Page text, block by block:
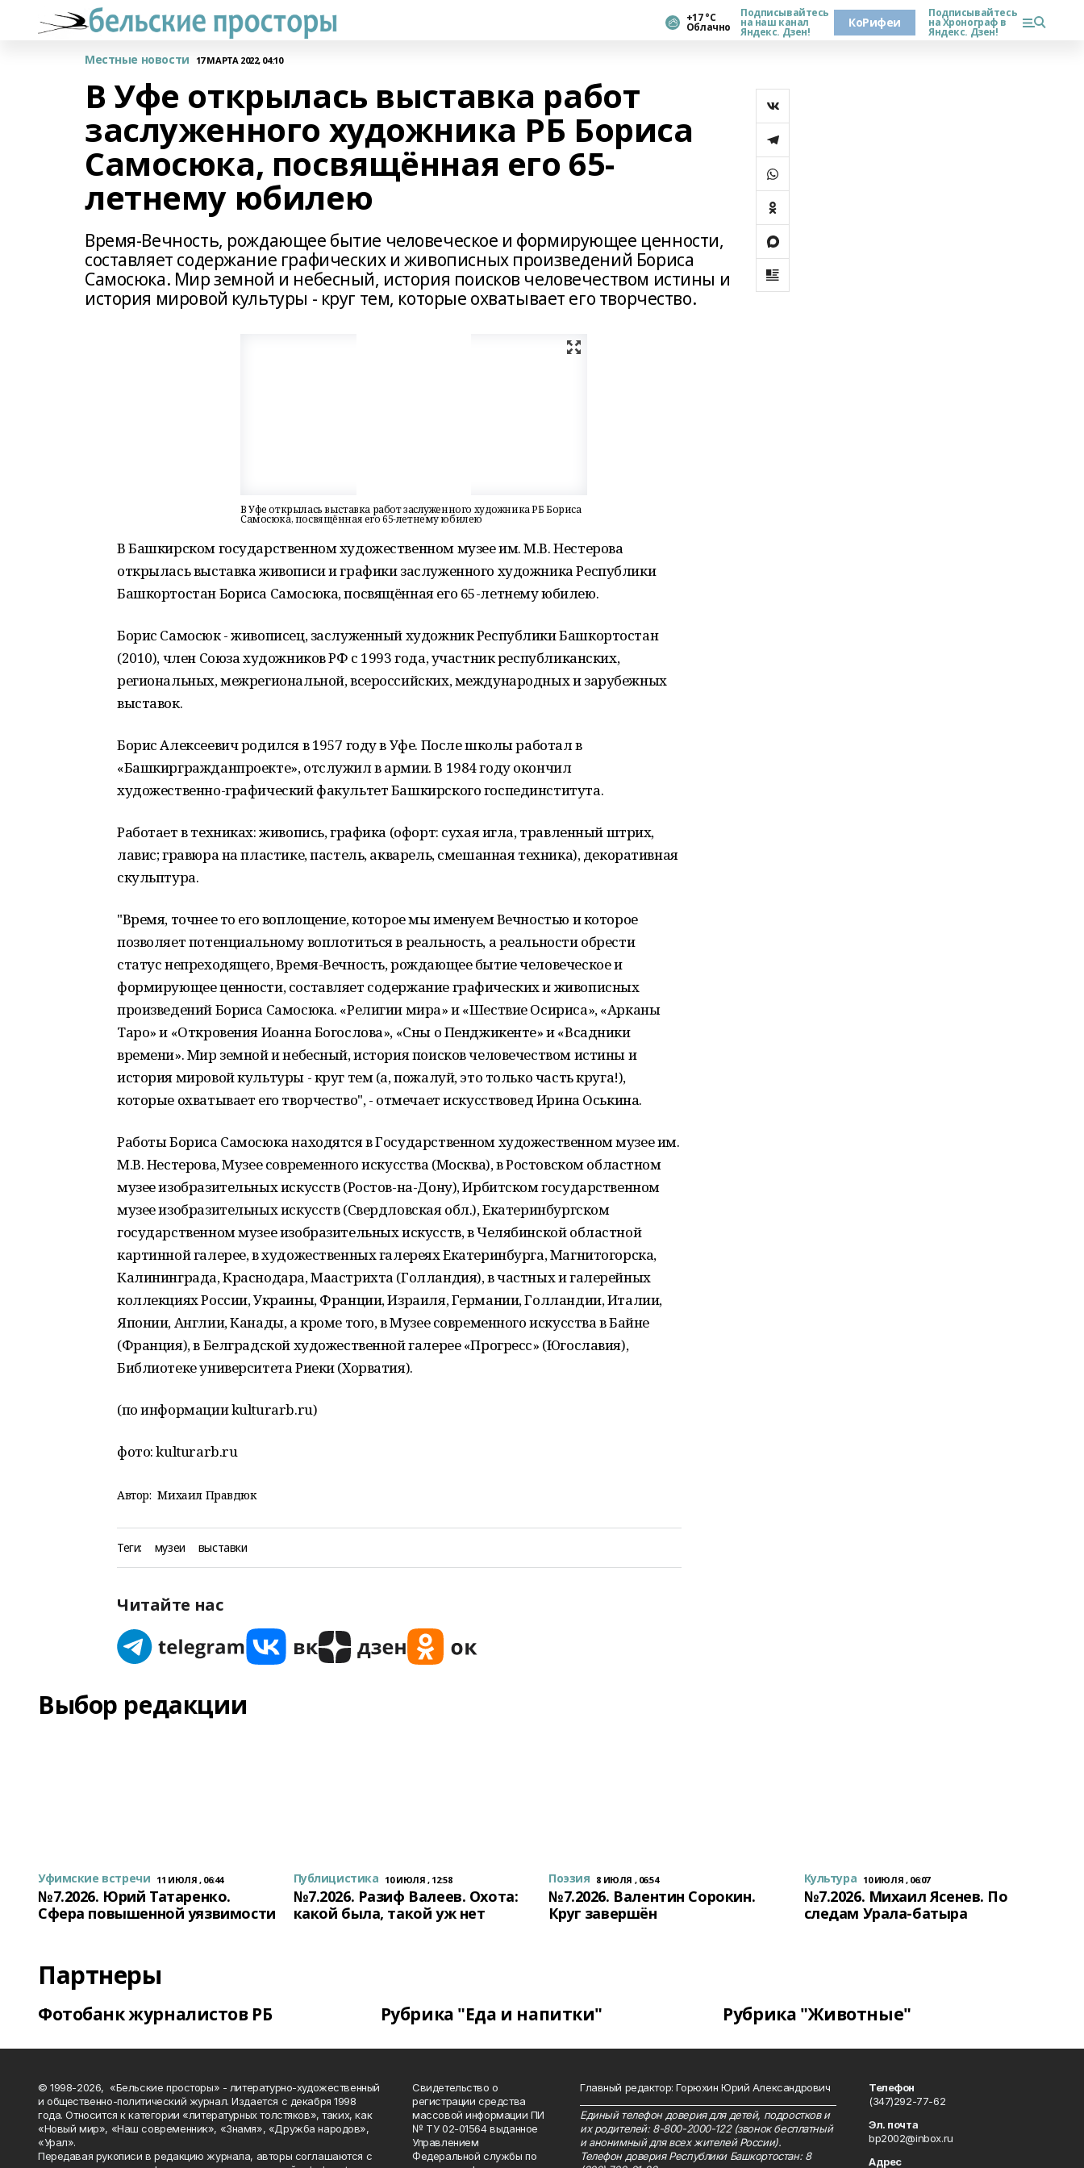
+17 °С
Облачно
Подписывайтесь
на наш канал
Яндекс. Дзен!
КоРифеи
Подписывайтесь
на Хронограф в
Яндекс. Дзен!
Местные новости 17 МАРТА 2022, 04:10
В Уфе открылась выставка работ
заслуженного художника РБ Бориса
Самосюка, посвящённая его 65-
летнему юбилею
Время-Вечность, рождающее бытие человеческое и формирующее ценности,
составляет содержание графических и живописных произведений Бориса
Самосюка. Мир земной и небесный, история поисков человечеством истины и
история мировой культуры - круг тем, которые охватывает его творчество.
В Уфе открылась выставка работ заслуженного художника РБ Бориса
Самосюка, посвящённая его 65-летнему юбилею
В Башкирском государственном художественном музее им. М.В. Нестерова
открылась выставка живописи и графики заслуженного художника Республики
Башкортостан Бориса Самосюка, посвящённая его 65-летнему юбилею.
Борис Самосюк - живописец, заслуженный художник Республики Башкортостан
(2010), член Союза художников РФ с 1993 года, участник республиканских,
региональных, межрегиональной, всероссийских, международных и зарубежных
выставок.
Борис Алексеевич родился в 1957 году в Уфе. После школы работал в
«Башкиргражданпроекте», отслужил в армии. В 1984 году окончил
художественно-графический факультет Башкирского госпединститута.
Работает в техниках: живопись, графика (офорт: сухая игла, травленный штрих,
лавис; гравюра на пластике, пастель, акварель, смешанная техника), декоративная
скульптура.
"Время, точнее то его воплощение, которое мы именуем Вечностью и которое
позволяет потенциальному воплотиться в реальность, а реальности обрести
статус непреходящего, Время-Вечность, рождающее бытие человеческое и
формирующее ценности, составляет содержание графических и живописных
произведений Бориса Самосюка. «Религии мира» и «Шествие Осириса», «Арканы
Таро» и «Откровения Иоанна Богослова», «Сны о Пенджикенте» и «Всадники
времени». Мир земной и небесный, история поисков человечеством истины и
история мировой культуры - круг тем (а, пожалуй, это только часть круга!),
которые охватывает его творчество", - отмечает искусствовед Ирина Оськина.
Работы Бориса Самосюка находятся в Государственном художественном музее им.
М.В. Нестерова, Музее современного искусства (Москва), в Ростовском областном
музее изобразительных искусств (Ростов-на-Дону), Ирбитском государственном
музее изобразительных искусств (Свердловская обл.), Екатеринбургском
государственном музее изобразительных искусств, в Челябинской областной
картинной галерее, в художественных галереях Екатеринбурга, Магнитогорска,
Калининграда, Краснодара, Маастрихта (Голландия), в частных и галерейных
коллекциях России, Украины, Франции, Израиля, Германии, Голландии, Италии,
Японии, Англии, Канады, а кроме того, в Музее современного искусства в Байне
(Франция), в Белградской художественной галерее «Прогресс» (Югославия),
Библиотеке университета Риеки (Хорватия).
(по информации kulturarb.ru)
фото: kulturarb.ru
Автор: Михаил Правдюк
Теги: музеи выставки
Читайте нас
Выбор редакции
Уфимские встречи 11 ИЮЛЯ , 06:44
№7.2026. Юрий Татаренко.
Сфера повышенной уязвимости
Публицистика 10 ИЮЛЯ , 12:58
№7.2026. Разиф Валеев. Охота:
какой была, такой уж нет
Поэзия 8 ИЮЛЯ , 06:54
№7.2026. Валентин Сорокин.
Круг завершён
Культура 10 ИЮЛЯ , 06:07
№7.2026. Михаил Ясенев. По
следам Урала-батыра
Партнеры
Фотобанк журналистов РБ Рубрика "Еда и напитки" Рубрика "Животные"
© 1998-2026, «Бельские просторы» - литературно-художественный
и общественно-политический журнал. Издается с декабря 1998
года. Относится к категории «литературных толстяков», таких, как
«Новый мир», «Наш современник», «Знамя», «Дружба народов»,
«Урал».
Передавая рукописи в редакцию журнала, авторы соглашаются с
Свидетельство о
регистрации средства
массовой информации ПИ
№ ТУ 02-01564 выданное
Управлением
Федеральной службы по
Главный редактор: Горюхин Юрий Александрович
Единый телефон доверия для детей, подростков и
их родителей: 8-800-2000-122 (звонок бесплатный
и анонимный для всех жителей России).
Телефон доверия Республики Башкортостан: 8
Телефон
(347)292-77-62
Эл. почта
bp2002@inbox.ru
Адрес